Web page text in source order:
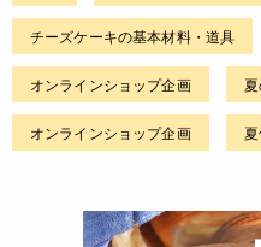
チーズケーキの基本材料・道具
オンラインショップ企画
オンラインショップ企画